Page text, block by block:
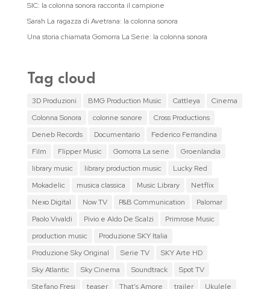
SIC: la colonna sonora racconta il campione
Sarah La ragazza di Avetrana: la colonna sonora
Una storia chiamata Gomorra La Serie: la colonna sonora
Tag cloud
3D Produzioni BMG Production Music Cattleya
Cinema
Colonna Sonora
colonne sonore
Cross Productions
Deneb Records
Documentario
Federico Ferrandina
Film
Flipper Music Gomorra La serie
Groenlandia
library music
library production music
Lucky Red
Mokadelic
musica classica Music Library
Netflix
Nexo Digital
Now TV P&B Communication
Palomar
Paolo Vivaldi
Pivio e Aldo De Scalzi
Primrose Music
production music
Produzione SKY Italia
Produzione Sky Original
Serie TV
SKY Arte HD
Sky Atlantic
Sky Cinema Soundtrack
Spot TV
Stefano Fresi
teaser That's Amore trailer
Ukulele